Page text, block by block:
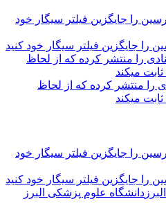
را جایگزین فیلتر سیگار خود کنید
را منتشر کرده که از لحاظ
میکند
را جایگزین فیلتر سیگار خود کنید
دانشگاه علوم پزشکی البرز